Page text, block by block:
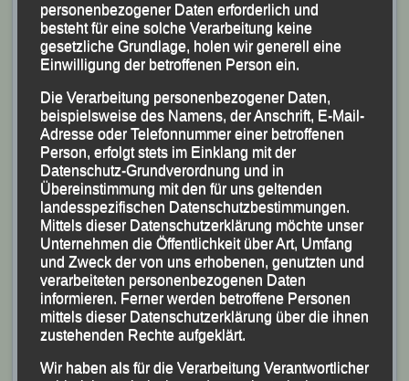
Ida Kirchberger Platz Drei im Damenklassement und
Jugendsiegerin
beim “Lindetwaldlauf“ in Suben
Foto: K.S.
personenbezogener Daten erforderlich und
besteht für eine solche Verarbeitung keine
gesetzliche Grundlage, holen wir generell eine
Einwilligung der betroffenen Person ein.
Die Verarbeitung personenbezogener Daten,
beispielsweise des Namens, der Anschrift, E-Mail-
Adresse oder Telefonnummer einer betroffenen
Person, erfolgt stets im Einklang mit der
Datenschutz-Grundverordnung und in
Übereinstimmung mit den für uns geltenden
landesspezifischen Datenschutzbestimmungen.
Mittels dieser Datenschutzerklärung möchte unser
Unternehmen die Öffentlichkeit über Art, Umfang
und Zweck der von uns erhobenen, genutzten und
verarbeiteten personenbezogenen Daten
informieren. Ferner werden betroffene Personen
mittels dieser Datenschutzerklärung über die ihnen
zustehenden Rechte aufgeklärt.
Wir haben als für die Verarbeitung Verantwortlicher